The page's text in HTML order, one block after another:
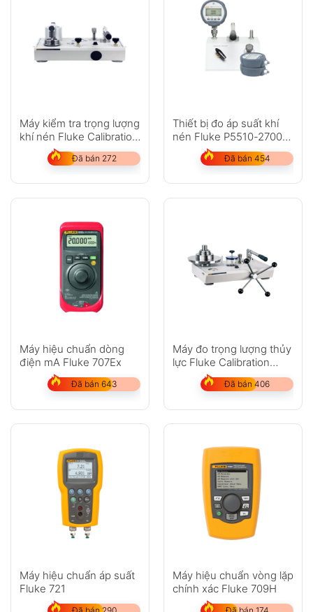
Máy kiểm tra trọng lượng
khí nén Fluke Calibration
P3000
Đã bán 272
Thiết bị đo áp suất khí
nén Fluke P5510-2700G,
P5513-2700G
Đã bán 454
Máy hiệu chuẩn dòng
điện mA Fluke 707Ex
Đã bán 643
Máy đo trọng lượng thủy
lực Fluke Calibration
P3200
Đã bán 406
Máy hiệu chuẩn áp suất
Fluke 721
Máy hiệu chuẩn vòng lặp
chính xác Fluke 709H